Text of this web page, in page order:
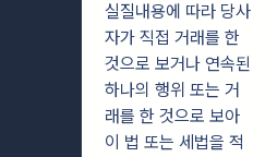
실질내용에 따라 당사
자가 직접 거래를 한
것으로 보거나 연속된
하나의 행위 또는 거
래를 한 것으로 보아
이 법 또는 세법을 적